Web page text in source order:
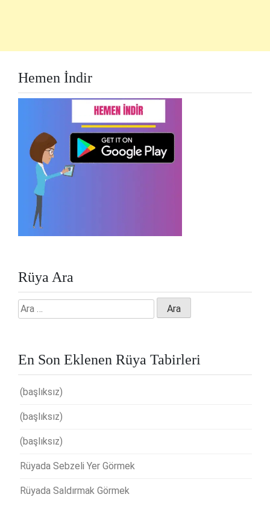
Hemen İndir
Rüya Ara
Arama:
En Son Eklenen Rüya Tabirleri
(başlıksız)
(başlıksız)
(başlıksız)
Rüyada Sebzeli Yer Görmek
Rüyada Saldırmak Görmek